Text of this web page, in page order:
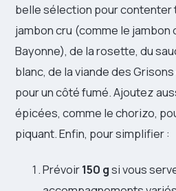
belle sélection pour contenter
jambon cru (comme le jambon
Bayonne), de la rosette, du
blanc, de la viande des
pour un côté fumé. Ajoutez
épicées, comme le chorizo,
piquant. Enfin, pour simplifier :
Prévoir150 gsi vous